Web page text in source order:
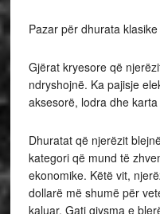
Pazar për dhurata
Gjërat kryesore që
ndryshojnë. Ka pajisje
aksesorë, lodra dhe
Dhuratat që njerëzit
kategori që mund të
ekonomike. Këtë vit,
dollarë më shumë për
kaluar. Gati gjysma e